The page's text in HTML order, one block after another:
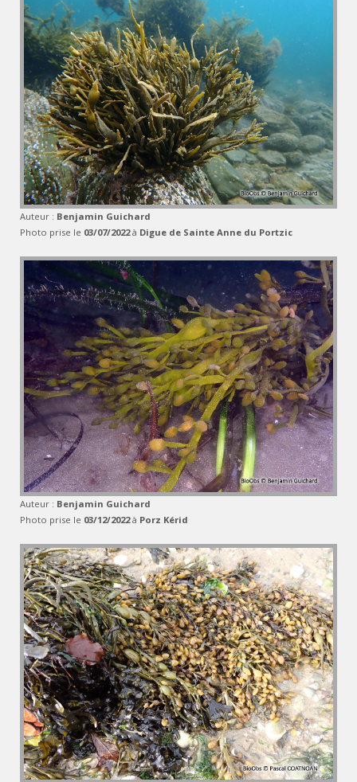
Auteur : Benjamin Guichard
Photo prise le 03/07/2022à Digue de Sainte Anne du Portzic
Auteur : Benjamin Guichard
Photo prise le 03/12/2022à Porz Kérid